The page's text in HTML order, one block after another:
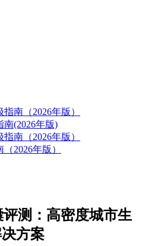
南（2026年版）
南(2026年版)
南（2026年版）
2026年版）
测：高密度城市生
方案